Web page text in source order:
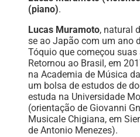
(piano).
Lucas Muramoto, natural
se ao Japão com um ano
Tóquio que começou
Retornou ao Brasil, em
na Academia de Música
um bolsa de estudos de
estuda na Universidade
(orientação de Giovanni
Musicale Chigiana, em
de Antonio Menezes).